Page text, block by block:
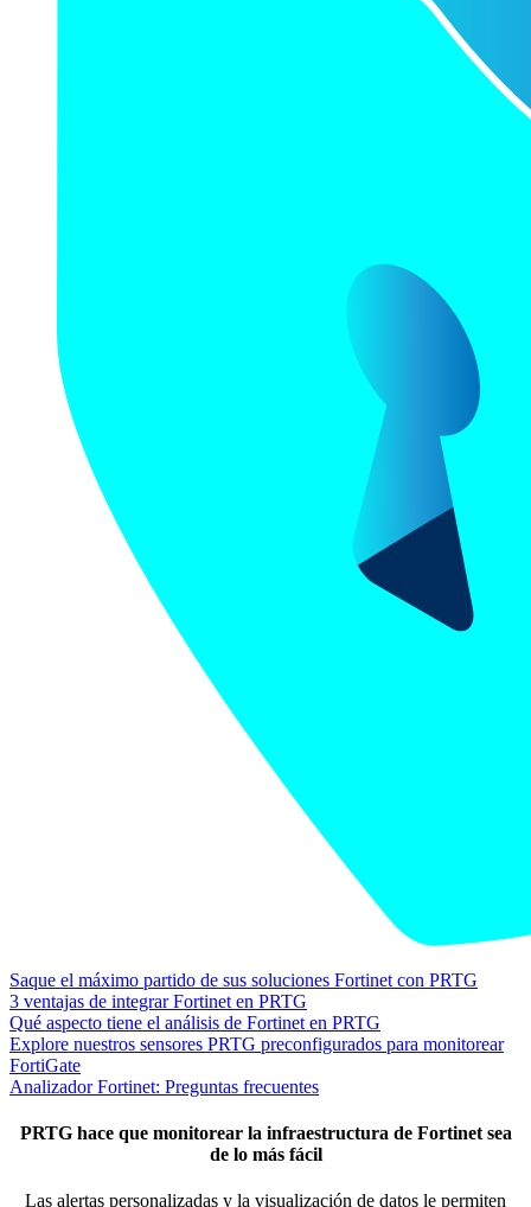
Saque el máximo partido de sus soluciones Fortinet con PRTG
3 ventajas de integrar Fortinet en PRTG
Qué aspecto tiene el análisis de Fortinet en PRTG
Explore nuestros sensores PRTG preconfigurados para monitorear
FortiGate
Analizador Fortinet: Preguntas frecuentes
PRTG hace que monitorear la infraestructura de Fortinet sea
de lo más fácil
Las alertas personalizadas y la visualización de datos le permiten